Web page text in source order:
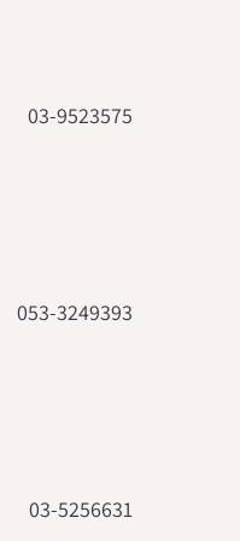
03-9523575
053-3249393
03-5256631